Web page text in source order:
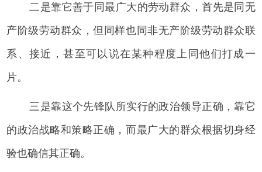
二是靠它善于同最广大的劳动群众，首先是同无
产阶级劳动群众，但同样也同非无产阶级劳动群众联
系、接近，甚至可以说在某种程度上同他们打成一
片。
三是靠这个先锋队所实行的政治领导正确，靠它
的政治战略和策略正确，而最广大的群众根据切身经
验也确信其正确。